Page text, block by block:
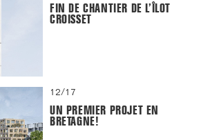
FIN DE CHANTIER DE L’ÎLOT
CROISSET
12/17
UN PREMIER PROJET EN
BRETAGNE!